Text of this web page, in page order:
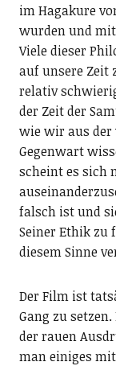
im Hagakure
wurden und mit
Viele dieser
auf unsere Zeit
relativ
der Zeit der
wie wir aus der
Gegenwart
scheint es sich
falsch ist und
Seiner Ethik zu
diesem Sinne
Der Film ist
Gang zu
der rauen
man einiges